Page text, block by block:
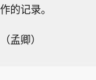
作的记录。
（孟卿）